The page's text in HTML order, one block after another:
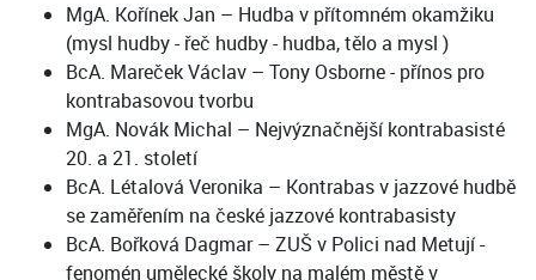
MgA. Kořínek Jan – Hudba v přítomném okamžiku
(mysl hudby - řeč hudby - hudba, tělo a mysl )
BcA. Mareček Václav – Tony Osborne - přínos pro
kontrabasovou tvorbu
MgA. Novák Michal – Nejvýznačnější kontrabasisté
20. a 21. století
BcA. Létalová Veronika – Kontrabas v jazzové hudbě
se zaměřením na české jazzové kontrabasisty
BcA. Bořková Dagmar – ZUŠ v Polici nad Metují -
fenomén umělecké školy na malém městě v